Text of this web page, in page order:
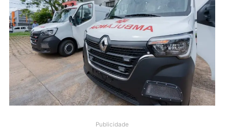
A solenidade de entrega aconteceu no Prédio do
Relógio, sede do Executivo Municipal, e contou com
presença do prefeito, vice-prefeita e do titular da
Secretaria Municipal de Saúde, Jaime Gazola.